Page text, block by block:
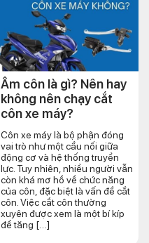
Âm côn là gì? Nên hay
không nên chạy cắt
côn xe máy?
Côn xe máy là bộ phận đóng
vai trò như một cầu nối giữa
động cơ và hệ thống truyền
lực. Tuy nhiên, nhiều người vẫn
còn khá mơ hồ về chức năng
của côn, đặc biệt là vấn đề cắt
côn. Việc cắt côn thường
xuyên được xem là một bí kíp
để tăng […]